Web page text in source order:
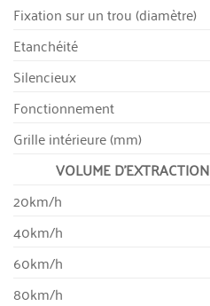
Fixation sur un trou (diamètre)
Etanchéité
Silencieux
Fonctionnement
Grille intérieure (mm)
VOLUME D’EXTRACTION
20km/h
40km/h
60km/h
80km/h